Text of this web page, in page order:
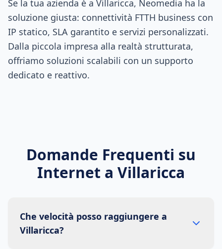
Se la tua azienda è a Villaricca, Neomedia ha la
soluzione giusta: connettività FTTH business con
IP statico, SLA garantito e servizi personalizzati.
Dalla piccola impresa alla realtà strutturata,
offriamo soluzioni scalabili con un supporto
dedicato e reattivo.
Domande Frequenti su
Internet a Villaricca
Che velocità posso raggiungere a
Villaricca?